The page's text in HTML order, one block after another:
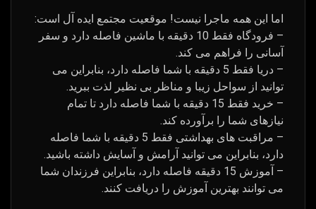
اما این همه ماجرا نیست! موقعیت مجتمع ایده آل است:
– فرودگاه فقط 10 دقیقه با ماشین فاصله دارد و سفر
آسانی را فراهم می کند.
– دریا فقط 5 دقیقه با شما فاصله دارد، بنابراین می
توانید از سواحل زیبا و مناظر بی نظیر لذت ببرید.
– خرید فقط 15 دقیقه با شما فاصله دارد تا تمام
نیازهای شما را برآورده کند.
– مراقبت های بهداشتی فقط 5 دقیقه با شما فاصله
دارد، بنابراین می توانید آرامش و آسایش داشته باشید.
– آموزش 15 دقیقه فاصله دارد، بنابراین فرزندان شما
می توانند بهترین آموزش را دریافت کنند.